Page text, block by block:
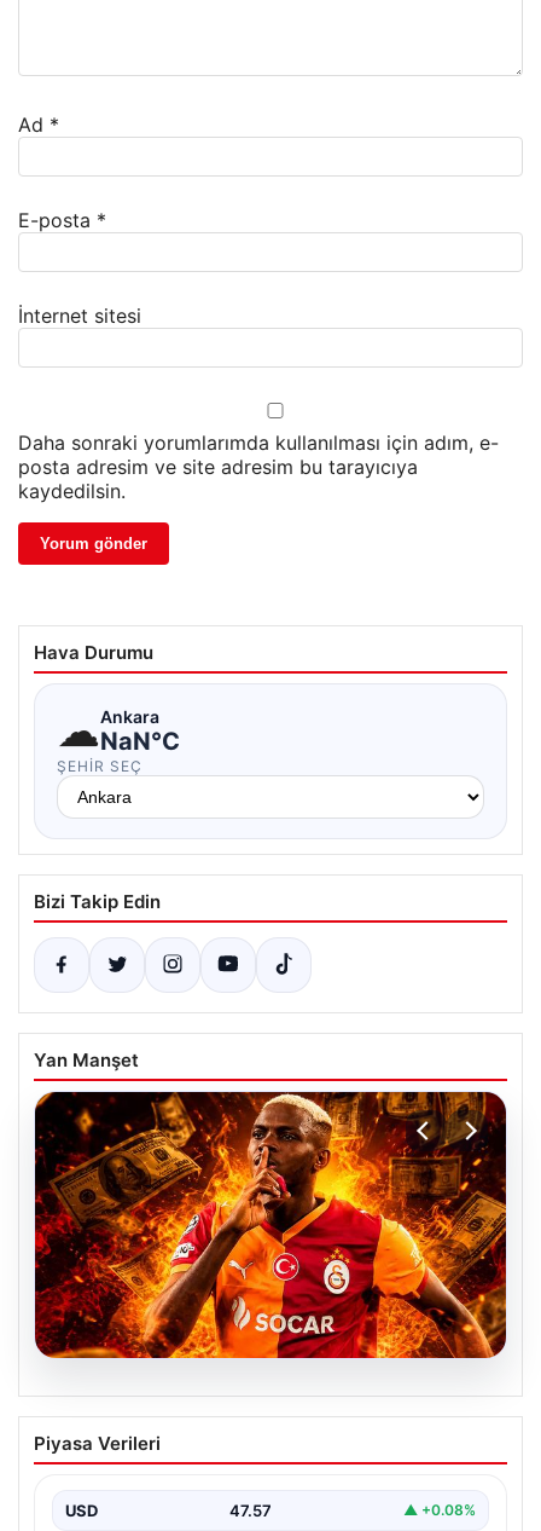
Ad *
E-posta *
İnternet sitesi
Daha sonraki yorumlarımda kullanılması için adım, e-
posta adresim ve site adresim bu tarayıcıya
kaydedilsin.
Hava Durumu
☁Ankara
NaN°C
ŞEHIR SEÇ
Bizi Takip Edin
Yan Manşet
Galatasaray’dan transferde tarihi ret!
185 milyon Euro’yu ellerinin tersiyle
Piyasa Verileri
USD 47.57 ▲ +0.08%